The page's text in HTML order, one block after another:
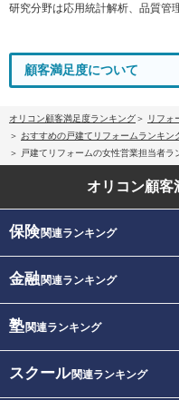
研究分野は応用統計解析、品質管
顧客満足度について
オリコン顧客満足度ランキング
リフォ
おすすめの戸建てリフォームランキン
戸建てリフォームの女性営業担当者ラ
オリコン顧客
保険関連ランキング
金融関連ランキング
塾関連ランキング
スクール関連ランキング